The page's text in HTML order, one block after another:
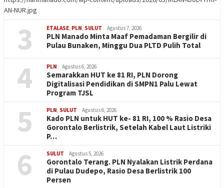
AN-NUR.jpg
3 ETALASE PLN SULUT Agustus 7, 2026
PLN Manado Minta Maaf Pemadaman Bergilir di
Pulau Bunaken, Minggu Dua PLTD Pulih Total
4 PLN Agustus 6, 2026
Semarakkan HUT ke 81 RI, PLN Dorong
Digitalisasi Pendidikan di SMPN1 Palu Lewat
Program TJSL
5 PLN SULUT Agustus 6, 2026
Kado PLN untuk HUT ke- 81 RI, 100 % Rasio Desa
Gorontalo Berlistrik, Setelah Kabel Laut Listriki
P…
6 SULUT Agustus 5, 2026
Gorontalo Terang. PLN Nyalakan Listrik Perdana
di Pulau Dudepo, Rasio Desa Berlistrik 100
Persen